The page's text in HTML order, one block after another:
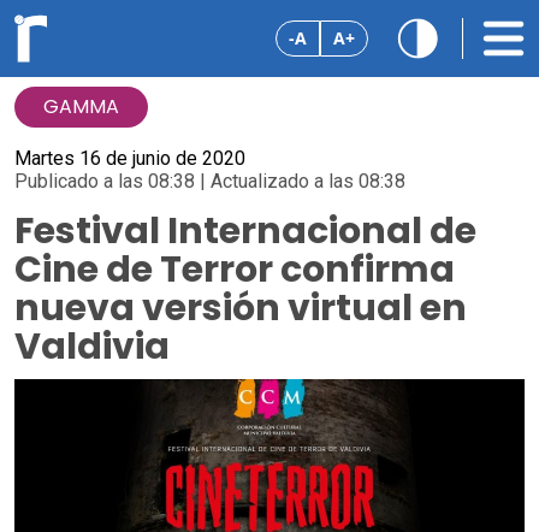
-A A+
GAMMA
Martes 16 de junio de 2020
Publicado a las 08:38 | Actualizado a las 08:38
Festival Internacional de
Cine de Terror confirma
nueva versión virtual en
Valdivia